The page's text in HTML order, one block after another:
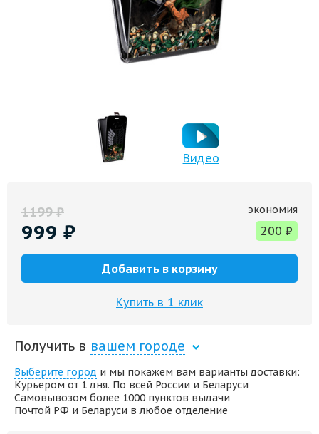
Видео
1199₽
999 ₽
экономия
200 ₽
Добавить в корзину
Купить в 1 клик
Получить в вашем городе
Выберите город и мы покажем вам варианты доставки:
Курьером от 1 дня. По всей России и Беларуси
Самовывозом более 1000 пунктов выдачи
Почтой РФ и Беларуси в любое отделение